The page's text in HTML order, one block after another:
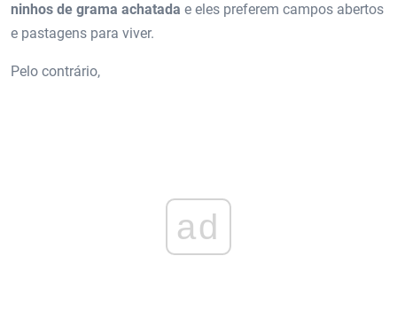
ninhos de grama achatada e eles preferem campos abertos
e pastagens para viver.
Pelo contrário,
ad